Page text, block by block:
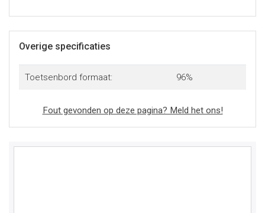
Overige specificaties
Toetsenbord formaat: 96%
Fout gevonden op deze pagina? Meld het ons!